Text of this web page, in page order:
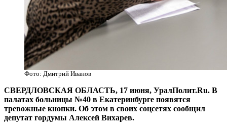
Фото: Дмитрий Иванов
СВЕРДЛОВСКАЯ ОБЛАСТЬ, 17 июня, УралПолит.Ru. В
палатах больницы №40 в Екатеринбурге появятся
тревожные кнопки. Об этом в своих соцсетях сообщил
депутат гордумы Алексей Вихарев.